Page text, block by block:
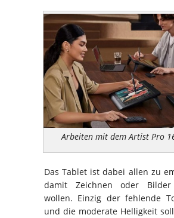
Arbeiten mit dem Artist Pro
Das Tablet ist dabei allen zu
damit Zeichnen oder Bilder
wollen. Einzig der fehlende
und die moderate Helligkeit